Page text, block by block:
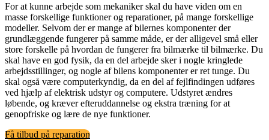
For at kunne arbejde som mekaniker skal du have viden om en
masse forskellige funktioner og reparationer, på mange forskellige
modeller. Selvom der er mange af bilernes komponenter der
grundlæggende fungerer på samme måde, er der alligevel små eller
store forskelle på hvordan de fungerer fra bilmærke til bilmærke. Du
skal have en god fysik, da en del arbejde sker i nogle kringlede
arbejdsstillinger, og nogle af bilens komponenter er ret tunge. Du
skal også være computerkyndig, da en del af fejlfindingen udføres
ved hjælp af elektrisk udstyr og computere. Udstyret ændres
løbende, og kræver efteruddannelse og ekstra træning for at
genopfriske og lære de nye funktioner.
Få tilbud på reparation